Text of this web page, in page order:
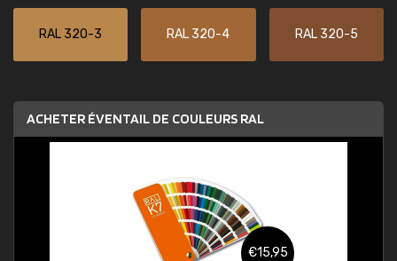
RAL 320-3 RAL 320-4 RAL 320-5
ACHETER ÉVENTAIL DE COULEURS RAL
€15,95